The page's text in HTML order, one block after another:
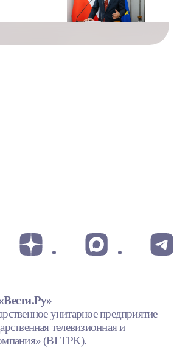
унитарное предприятие
телевизионная и
(ВГТРК).